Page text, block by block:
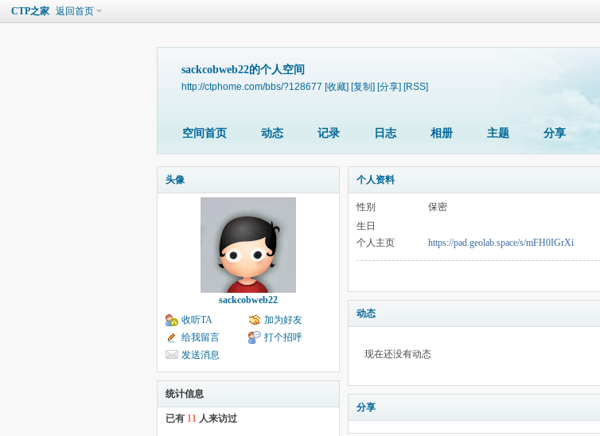
CTP之家 返回首页
sackcobweb22的个人空间
http://ctphome.com/bbs/?128677 [收藏] [复制] [分享] [RSS]
空间首页 动态 记录 日志 相册 主题 分享
头像
sackcobweb22
收听TA
加为好友
给我留言
打个招呼
发送消息
统计信息
已有 11 人来访过
个人资料
性别
保密
生日
个人主页
https://pad.geolab.space/s/mFH0IGrXi
动态
现在还没有动态
分享